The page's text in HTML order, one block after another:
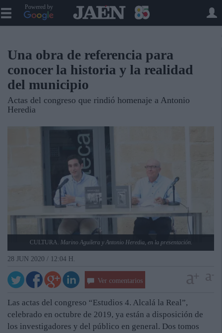
Powered by
Una obra de referencia para
conocer la historia y la realidad
del municipio
Actas del congreso que rindió homenaje a Antonio
Heredia
CULTURA. Marino Aguilera y Antonio Heredia, en la presentación.
28 JUN 2020 / 12:04 H.
Ver comentarios
Las actas del congreso “Estudios 4. Alcalá la Real”,
celebrado en octubre de 2019, ya están a disposición de
los investigadores y del público en general. Dos tomos